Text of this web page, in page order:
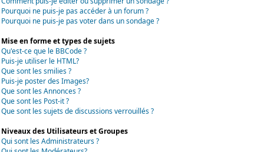
Pourquoi ne puis-je pas accéder à un forum ?
Pourquoi ne puis-je pas voter dans un sondage ?
Mise en forme et types de sujets
Qu'est-ce que le BBCode ?
Puis-je utiliser le HTML?
Que sont les smilies ?
Puis-je poster des Images?
Que sont les Annonces ?
Que sont les Post-it ?
Que sont les sujets de discussions verrouillés ?
Niveaux des Utilisateurs et Groupes
Qui sont les Administrateurs ?